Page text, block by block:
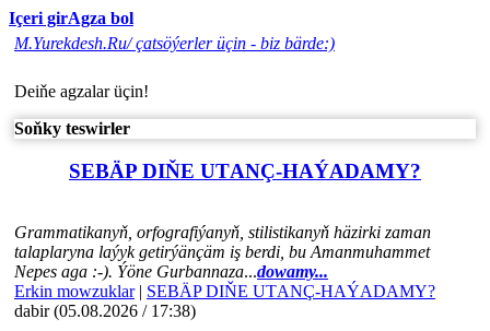
Içeri girAgza bol
M.Yurekdesh.Ru/ çatsöýerler üçin - biz bärde:)
Deiňe agzalar üçin!
Soňky teswirler
SEBÄP DIŇE UTАNÇ-HАÝADАMY?
Grammatikanyň, orfografiýanyň, stilistikanyň häzirki zaman
talaplaryna laýyk getirýänçäm iş berdi, bu Amanmuhammet
Nepes aga :-). Ýöne Gurbannaza...dowamy...
Erkin mowzuklar| SEBÄP DIŇE UTАNÇ-HАÝADАMY?
dabir (05.08.2026 / 17:38)